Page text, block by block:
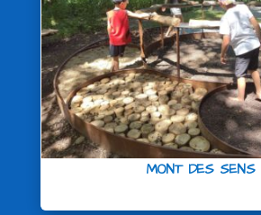
MONT DES SENS